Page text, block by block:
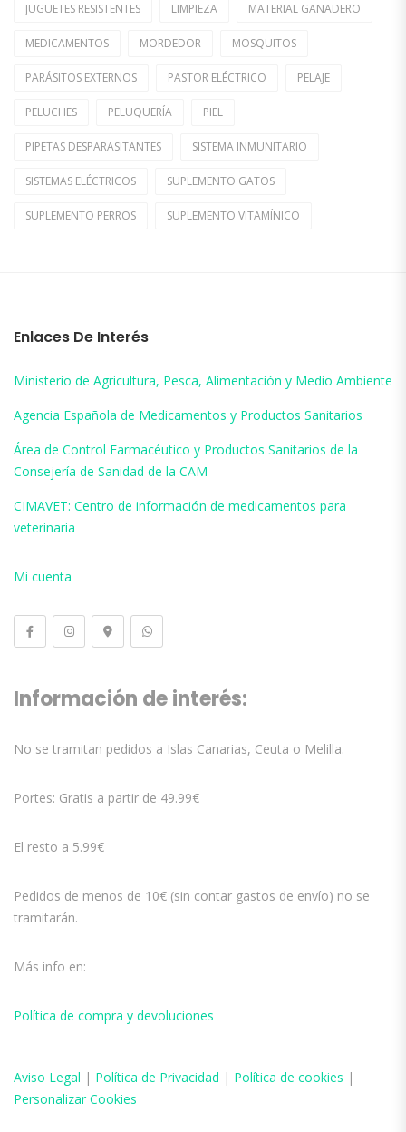
JUGUETES RESISTENTES LIMPIEZA MATERIAL GANADERO
MEDICAMENTOS MORDEDOR MOSQUITOS
PARÁSITOS EXTERNOS PASTOR ELÉCTRICO PELAJE
PELUCHES PELUQUERÍA PIEL
PIPETAS DESPARASITANTES SISTEMA INMUNITARIO
SISTEMAS ELÉCTRICOS SUPLEMENTO GATOS
SUPLEMENTO PERROS SUPLEMENTO VITAMÍNICO
Enlaces De Interés
Ministerio de Agricultura, Pesca, Alimentación y Medio Ambiente
Agencia Española de Medicamentos y Productos Sanitarios
Área de Control Farmacéutico y Productos Sanitarios de la
Consejería de Sanidad de la CAM
CIMAVET: Centro de información de medicamentos para
veterinaria
Mi cuenta
Información de interés:
No se tramitan pedidos a Islas Canarias, Ceuta o Melilla.
Portes: Gratis a partir de 49.99€
El resto a 5.99€
Pedidos de menos de 10€ (sin contar gastos de envío) no se
tramitarán.
Más info en:
Política de compra y devoluciones
Aviso Legal | Política de Privacidad | Política de cookies |
Personalizar Cookies